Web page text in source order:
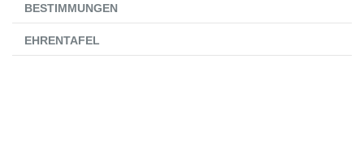
BESTIMMUNGEN
EHRENTAFEL